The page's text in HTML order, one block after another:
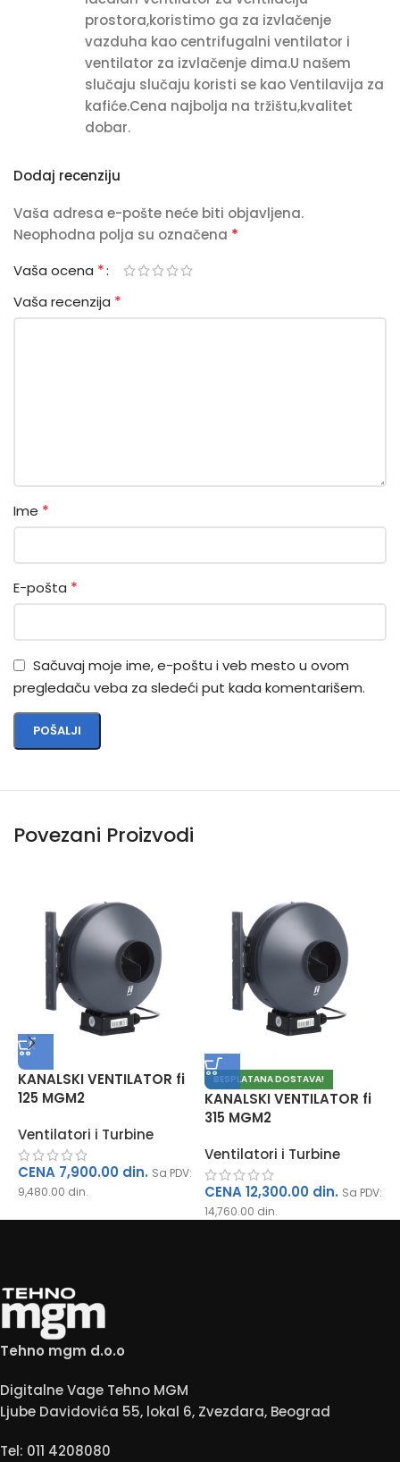
prostora,koristimo ga za izvlačenje
vazduha kao centrifugalni ventilator i
ventilator za izvlačenje dima.U našem
slučaju slučaju koristi se kao Ventilavija za
kafiće.Cena najbolja na tržištu,kvalitet
dobar.
Dodaj recenziju
Vaša adresa e-pošte neće biti objavljena.
Neophodna polja su označena *
Vaša ocena *
Vaša recenzija *
Ime *
E-pošta *
Sačuvaj moje ime, e-poštu i veb mesto u ovom
pregledaču veba za sledeći put kada komentarišem.
Povezani Proizvodi
KANALSKI VENTILATOR fi
125 MGM2
Ventilatori i Turbine
CENA 7,900.00 din. Sa PDV:
9,480.00 din.
BESPLATANA DOSTAVA!
KANALSKI VENTILATOR fi
315 MGM2
Ventilatori i Turbine
CENA12,300.00 din. Sa PDV:
14,760.00 din.
Tehno mgm d.o.o
Digitalne Vage Tehno MGM
Ljube Davidovića 55, lokal 6, Zvezdara, Beograd
Tel: 011 4208080